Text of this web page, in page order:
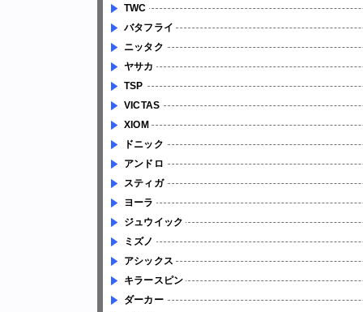
TWC
バタフライ
ニッタク
ヤサカ
TSP
VICTAS
XIOM
ドニック
アンドロ
スティガ
ヨーラ
ジュウイック
ミズノ
アシックス
キラースピン
ダーカー